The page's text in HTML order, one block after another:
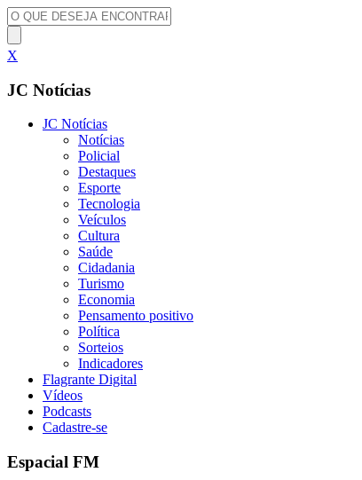
X
JC Notícias
JC Notícias
Notícias
Policial
Destaques
Esporte
Tecnologia
Veículos
Cultura
Saúde
Cidadania
Turismo
Economia
Pensamento positivo
Política
Sorteios
Indicadores
Flagrante Digital
Vídeos
Podcasts
Cadastre-se
Espacial FM